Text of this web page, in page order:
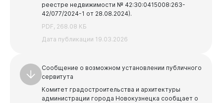
реестре недвижимости № 42:30:0415008:263-
42/077/2024-1 от 28.08.2024).
PDF, 268.08 КБ
Дата публикации 19.03.2026
Сообщение о возможном установлении публичного
сервитута
Комитет градостроительства и архитектуры
администрации города Новокузнецка сообщает о